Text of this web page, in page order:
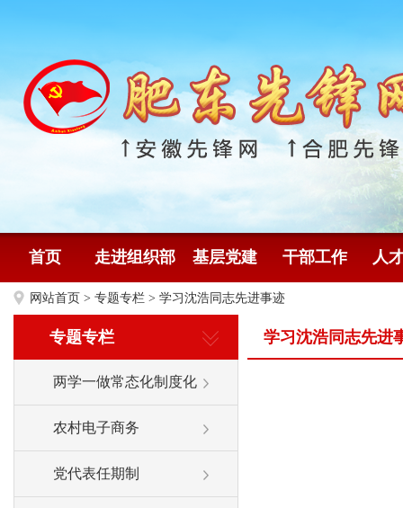
首页 走进组织部 基层党建 干部工作 人
网站首页 > 专题专栏 > 学习沈浩同志先进事迹
专题专栏
两学一做常态化制度化
农村电子商务
党代表任期制
学习沈浩同志先进